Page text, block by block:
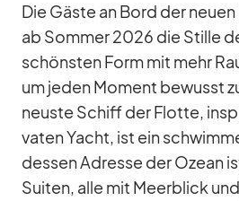
Die Gäste an Bord der
ab Som­mer 2026 die Stille
schöns­ten Form mit mehr
um je­den Mo­ment be­wusst
neuste Schiff der Flotte,
va­ten Yacht, ist ein
des­sen Adresse der Ozean
Sui­ten, alle mit Meer­blick